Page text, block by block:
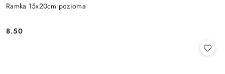
Ramka 15x20cm pozioma
Cena:
8.50